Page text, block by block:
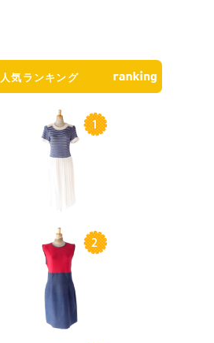
人気ランキング